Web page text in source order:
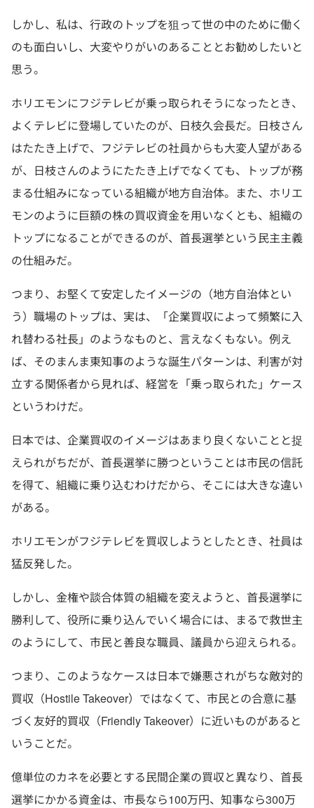
しかし、私は、行政のトップを狙って世の中のために働く
のも面白いし、大変やりがいのあることとお勧めしたいと
思う。
ホリエモンにフジテレビが乗っ取られそうになったとき、
よくテレビに登場していたのが、日枝久会長だ。日枝さん
はたたき上げで、フジテレビの社員からも大変人望がある
が、日枝さんのようにたたき上げでなくても、トップが務
まる仕組みになっている組織が地方自治体。また、ホリエ
モンのように巨額の株の買収資金を用いなくとも、組織の
トップになることができるのが、首長選挙という民主主義
の仕組みだ。
つまり、お堅くて安定したイメージの（地方自治体とい
う）職場のトップは、実は、「企業買収によって頻繁に入
れ替わる社長」のようなものと、言えなくもない。例え
ば、そのまんま東知事のような誕生パターンは、利害が対
立する関係者から見れば、経営を「乗っ取られた」ケース
というわけだ。
日本では、企業買収のイメージはあまり良くないことと捉
えられがちだが、首長選挙に勝つということは市民の信託
を得て、組織に乗り込むわけだから、そこには大きな違い
がある。
ホリエモンがフジテレビを買収しようとしたとき、社員は
猛反発した。
しかし、金権や談合体質の組織を変えようと、首長選挙に
勝利して、役所に乗り込んでいく場合には、まるで救世主
のようにして、市民と善良な職員、議員から迎えられる。
つまり、このようなケースは日本で嫌悪されがちな敵対的
買収（Hostile Takeover）ではなくて、市民との合意に基
づく友好的買収（Friendly Takeover）に近いものがあると
いうことだ。
億単位のカネを必要とする民間企業の買収と異なり、首長
選挙にかかる資金は、市長なら100万円、知事なら300万